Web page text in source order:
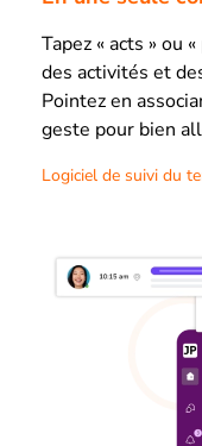
Tapez « acts » ou
des activités et
Pointez en
geste pour bien
Logiciel de suivi du